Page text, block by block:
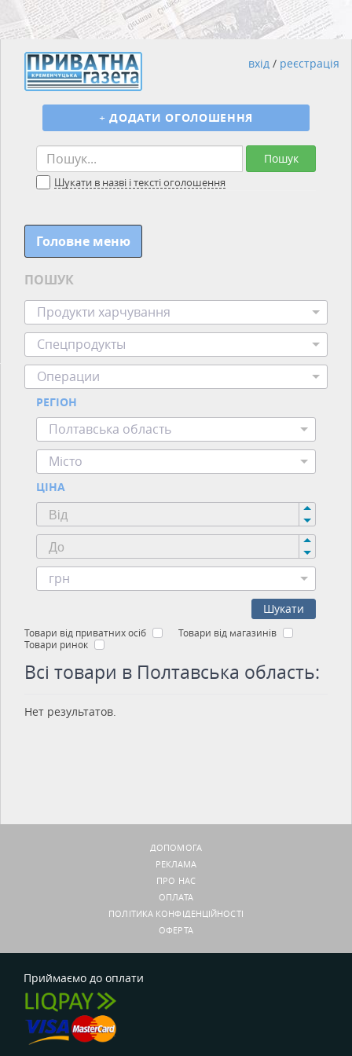
Пошук
Шукати в назві і тексті оголошення
+ ДОДАТИ ОГОЛОШЕННЯ
вхід / реєстрація
Головне меню
ПОШУК
Продукти харчування
Спецпродукты
Операции
РЕГІОН
Полтавська область
Місто
ЦІНА
грн
Шукати
Товари від приватних осіб
Товари від магазинів
Товари ринок
Всі товари в Полтавська область:
Нет результатов.
ДОПОМОГА
РЕКЛАМА
ПРО НАС
ОПЛАТА
ПОЛІТИКА КОНФІДЕНЦІЙНОСТІ
ОФЕРТА
Приймаємо до оплати